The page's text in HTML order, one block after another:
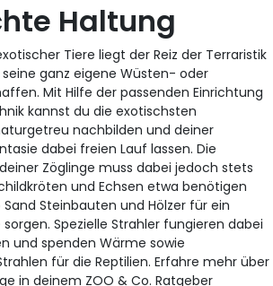
Haltung
Tiere liegt der Reiz der Terraristik
ganz eigene Wüsten- oder
Mit Hilfe der passenden Einrichtung
kannst du die exotischsten
nachbilden und deiner
dabei freien Lauf lassen. Die
Zöglinge muss dabei jedoch stets
und Echsen etwa benötigen
Steinbauten und Hölzer für ein
Spezielle Strahler fungieren dabei
und spenden Wärme sowie
für die Reptilien. Erfahre mehr über
in deinem ZOO & Co. Ratgeber